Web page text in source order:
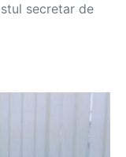
secretar de